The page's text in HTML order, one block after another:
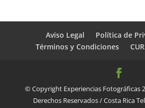
Aviso Legal
Política de
Términos y Condiciones
© Copyright Experiencias Fotográficas
Derechos Reservados / Costa Rica